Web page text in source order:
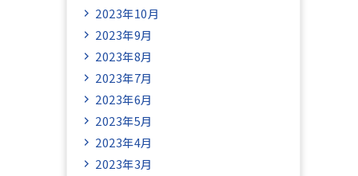
2023年10月
2023年9月
2023年8月
2023年7月
2023年6月
2023年5月
2023年4月
2023年3月